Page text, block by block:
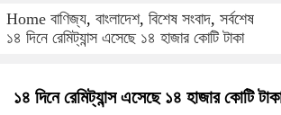
Home বাণিজ্য, বাংলাদেশ, বিশেষ সংবাদ, সর্বশেষ
১৪ দিনে রেমিট্যান্স এসেছে ১৪ হাজার কোটি টাকা
১৪ দিনে রেমিট্যান্স এসেছে ১৪ হাজার কোটি